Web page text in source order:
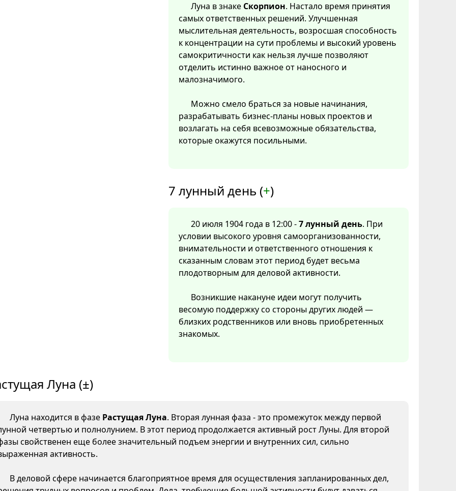
Луна в знаке Скорпион. Настало время принятия
самых ответственных решений. Улучшенная
мыслительная деятельность, возросшая способность
к концентрации на сути проблемы и высокий уровень
самокритичности как нельзя лучше позволяют
отделить истинно важное от наносного и
малозначимого.
Можно смело браться за новые начинания,
разрабатывать бизнес-планы новых проектов и
возлагать на себя всевозможные обязательства,
которые окажутся посильными.
7 лунный день (+)
20 июля 1904 года в 12:00 -7 лунный день. При
условии высокого уровня самоорганизованности,
внимательности и ответственного отношения к
сказанным словам этот период будет весьма
плодотворным для деловой активности.
Возникшие накануне идеи могут получить
весомую поддержку со стороны других людей —
близких родственников или вновь приобретенных
знакомых.
Луна (±)
Луна находится в фазе Растущая Луна. Вторая лунная фаза - это промежуток между первой
четвертью и полнолунием. В этот период продолжается активный рост Луны. Для второй
свойственен еще более значительный подъем энергии и внутренних сил, сильно
активность.
В деловой сфере начинается благоприятное время для осуществления запланированных дел,